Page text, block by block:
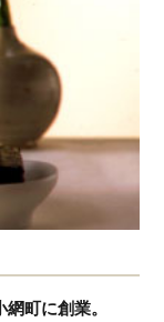
町に創業。